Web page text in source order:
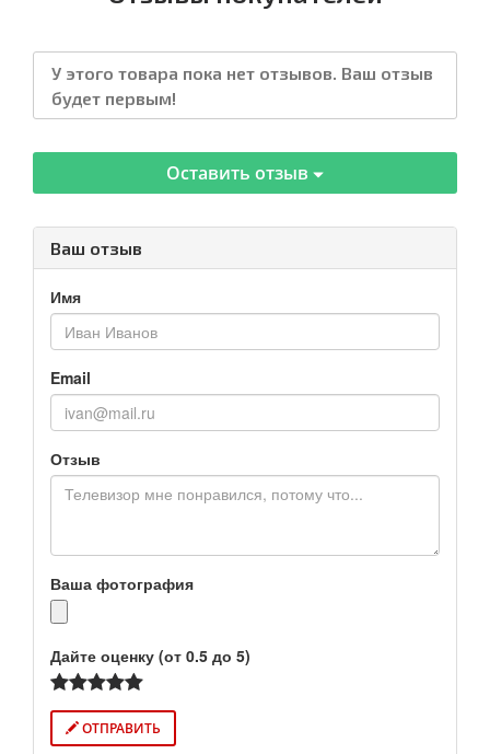
У этого товара пока нет отзывов. Ваш отзыв
будет первым!
Оставить отзыв
Ваш отзыв
Имя
Email
Отзыв
Ваша фотография
Дайте оценку (от 0.5 до 5)
ОТПРАВИТЬ